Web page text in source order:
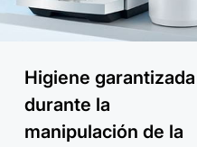
Higiene garantizada
durante la
manipulación de la